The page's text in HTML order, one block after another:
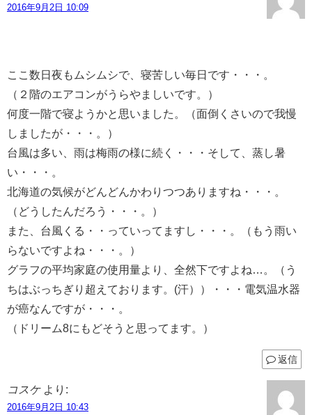
2016年9月2日 10:09
ここ数日夜もムシムシで、寝苦しい毎日です・・・。
（２階のエアコンがうらやましいです。）
何度一階で寝ようかと思いました。（面倒くさいので我慢
しましたが・・・。）
台風は多い、雨は梅雨の様に続く・・・そして、蒸し暑
い・・・。
北海道の気候がどんどんかわりつつありますね・・・。
（どうしたんだろう・・・。）
また、台風くる・・っていってますし・・・。（もう雨い
らないですよね・・・。）
グラフの平均家庭の使用量より、全然下ですよね…。（う
ちはぶっちぎり超えております。(汗））・・・電気温水器
が癌なんですが・・・。
（ドリーム8にもどそうと思ってます。）
返信
コスケ より:
2016年9月2日 10:43